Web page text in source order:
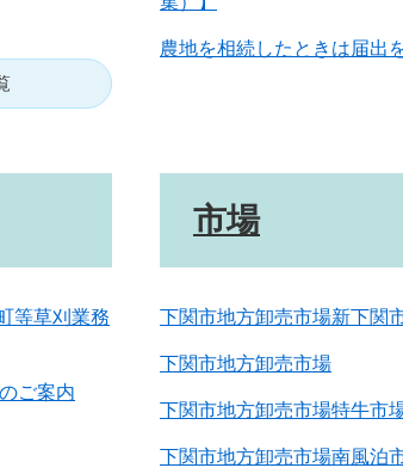
農地を相続したときは届出
等草刈業務
ご案内
市場
下関市地方卸売市場新下関
下関市地方卸売市場
下関市地方卸売市場特牛市
下関市地方卸売市場南風泊